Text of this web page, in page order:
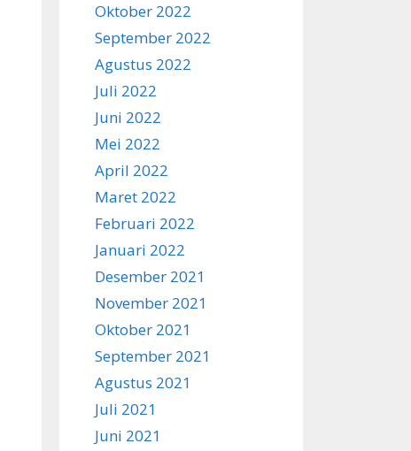
Oktober 2022
September 2022
Agustus 2022
Juli 2022
Juni 2022
Mei 2022
April 2022
Maret 2022
Februari 2022
Januari 2022
Desember 2021
November 2021
Oktober 2021
September 2021
Agustus 2021
Juli 2021
Juni 2021